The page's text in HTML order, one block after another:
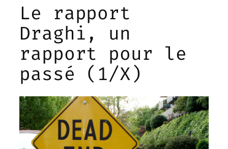
Le rapport
Draghi, un
rapport pour le
passé (1/X)